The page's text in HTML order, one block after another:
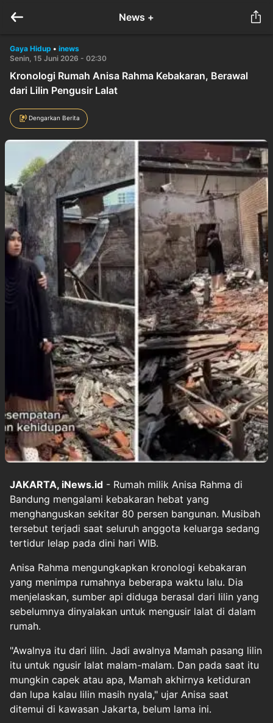
News +
Gaya Hidup • inews
Senin, 15 Juni 2026 - 02:30
Kronologi Rumah Anisa Rahma Kebakaran, Berawal
dari Lilin Pengusir Lalat
Dengarkan Berita
JAKARTA, iNews.id - Rumah milik Anisa Rahma di
Bandung mengalami kebakaran hebat yang
menghanguskan sekitar 80 persen bangunan. Musibah
tersebut terjadi saat seluruh anggota keluarga sedang
tertidur lelap pada dini hari WIB.
Anisa Rahma mengungkapkan kronologi kebakaran
yang menimpa rumahnya beberapa waktu lalu. Dia
menjelaskan, sumber api diduga berasal dari lilin yang
sebelumnya dinyalakan untuk mengusir lalat di dalam
rumah.
"Awalnya itu dari lilin. Jadi awalnya Mamah pasang lilin
itu untuk ngusir lalat malam-malam. Dan pada saat itu
mungkin capek atau apa, Mamah akhirnya ketiduran
dan lupa kalau lilin masih nyala," ujar Anisa saat
ditemui di kawasan Jakarta, belum lama ini.